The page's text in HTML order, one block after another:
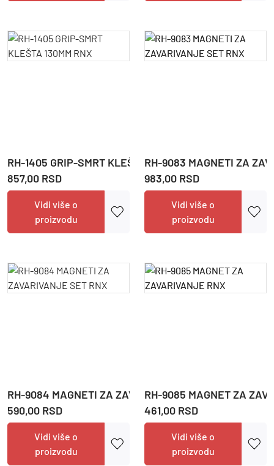
RH-1405 GRIP-SMRT KLEŠTA 130MM RNX
857,00 RSD
Vidi više o
proizvodu
RH-9083 MAGNETI ZA
983,00 RSD
Vidi više o
proizvodu
RH-9084 MAGNETI ZA ZAVARIVANJE SET RNX
590,00 RSD
Vidi više o
proizvodu
RH-9085 MAGNET ZA
461,00 RSD
Vidi više o
proizvodu